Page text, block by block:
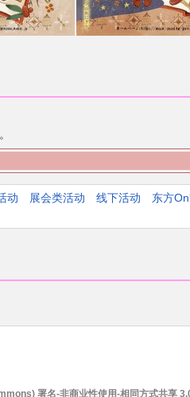
动 展会类活动 线下活动 东方
署名-非商业性使用-相同方式共享